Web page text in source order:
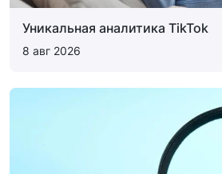
Уникальная аналитика TikTok
8 авг 2026